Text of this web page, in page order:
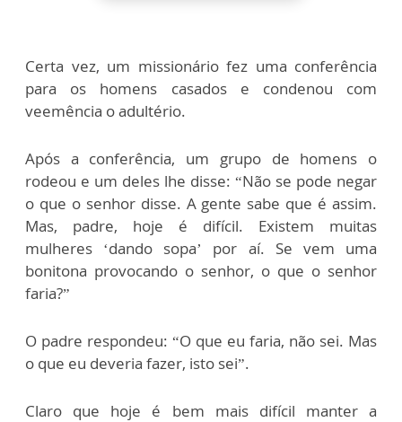
Certa vez, um missionário fez uma conferência
para os homens casados e condenou com
veemência o adultério.
Após a conferência, um grupo de homens o
rodeou e um deles lhe disse: “Não se pode negar
o que o senhor disse. A gente sabe que é assim.
Mas, padre, hoje é difícil. Existem muitas
mulheres ‘dando sopa’ por aí. Se vem uma
bonitona provocando o senhor, o que o senhor
faria?”
O padre respondeu: “O que eu faria, não sei. Mas
o que eu deveria fazer, isto sei”.
Claro que hoje é bem mais difícil manter a